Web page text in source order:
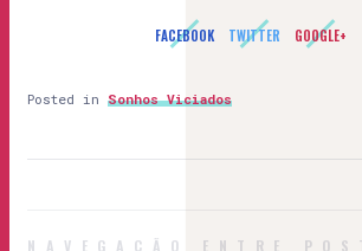
FACEBOOK TWITTER GOOGLE+
Posted in Sonhos Viciados
NAVEGAÇÃO ENTRE